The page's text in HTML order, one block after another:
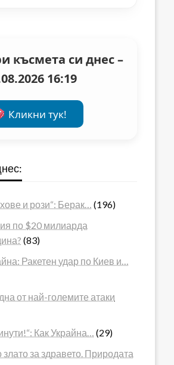
късмета си днес –
16:19
Кликни тук!
и рози“: Берак…
(196)
по $20 милиарда
(83)
Ракетен удар по Киев и…
от най-големите атаки
Как Украйна…
(29)
за здравето. Природата